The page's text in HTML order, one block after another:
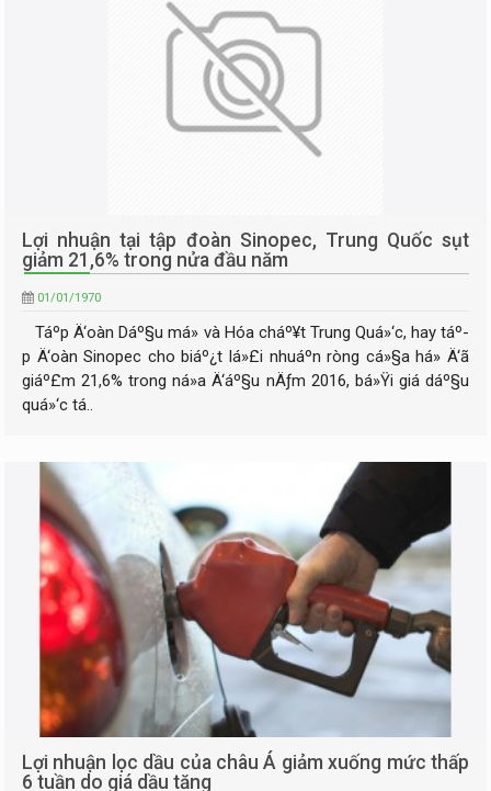
Lợi nhuận tại tập đoàn Sinopec, Trung Quốc sụt
giảm 21,6% trong nửa đầu năm
01/01/1970
Táº­p Ä‘oàn Dáº§u má» và Hóa cháº¥t Trung Quá»‘c, hay táº­
p Ä‘oàn Sinopec cho biáº¿t lá»£i nhuáº­n ròng cá»§a há» Ä‘ã
giáº£m 21,6% trong ná»­a Ä‘áº§u nÄƒm 2016, bá»Ÿi giá dáº§u
quá»‘c tá..
Lợi nhuận lọc dầu của châu Á giảm xuống mức thấp
6 tuần do giá dầu tăng